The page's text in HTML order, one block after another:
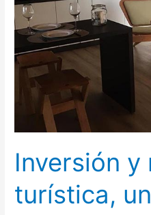
Inversión y
turística,
turística,
una
oportunidad
única
Andes